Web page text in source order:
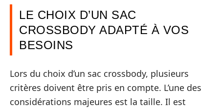
LE CHOIX D’UN SAC
CROSSBODY ADAPTÉ À VOS
BESOINS
Lors du choix d’un sac crossbody, plusieurs
critères doivent être pris en compte. L’une des
considérations majeures est la taille. Il est